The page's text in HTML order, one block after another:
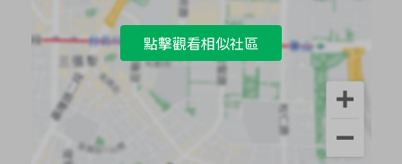
點擊觀看相似社區